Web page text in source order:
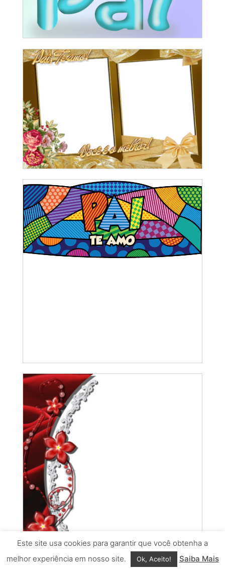
Este site usa cookies para garantir que você obtenha a
melhor experiência em nosso site.
Ok, Aceito! Saiba Mais